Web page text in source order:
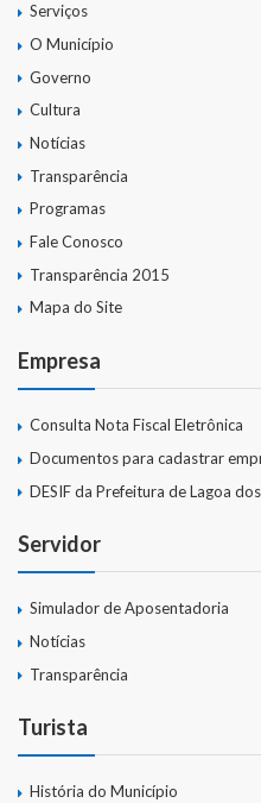
Serviços
O Município
Governo
Cultura
Notícias
Transparência
Programas
Fale Conosco
Transparência 2015
Mapa do Site
Empresa
Consulta Nota Fiscal Eletrônica
Documentos para cadastrar
DESIF da Prefeitura de Lagoa
Servidor
Simulador de Aposentadoria
Notícias
Transparência
Turista
História do Município